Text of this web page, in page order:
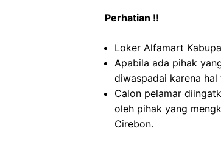
Perhatian !!
Loker Alfamart
Apabila ada pihak
diwaspadai karena
Calon pelamar
oleh pihak yang
Cirebon.